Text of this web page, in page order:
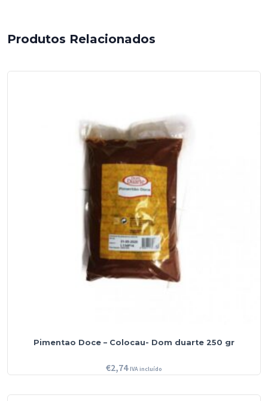
Produtos Relacionados
Pimentao Doce – Colocau- Dom duarte 250 gr
€2,74 IVA incluído